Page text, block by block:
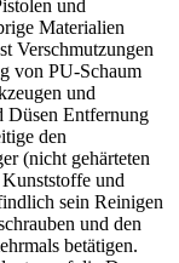
und
Materialien
Verschmutzungen
von PU-Schaum
und
Düsen Entfernung
den
(nicht gehärteten
und
sein Reinigen
und den
betätigen.